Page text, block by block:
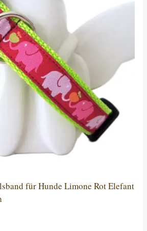
für Hunde Limone Rot Elefant